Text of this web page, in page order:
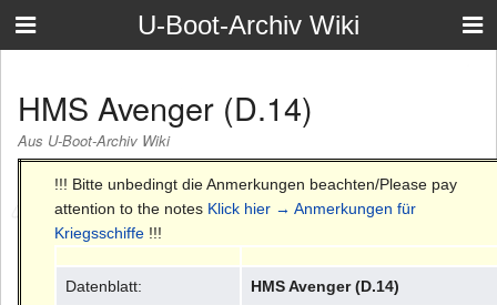
U-Boot-Archiv Wiki
HMS Avenger (D.14)
Aus U-Boot-Archiv Wiki
!!! Bitte unbedingt die Anmerkungen beachten/Please pay
attention to the notes Klick hier → Anmerkungen für
Kriegsschiffe !!!
Datenblatt: HMS Avenger (D.14)